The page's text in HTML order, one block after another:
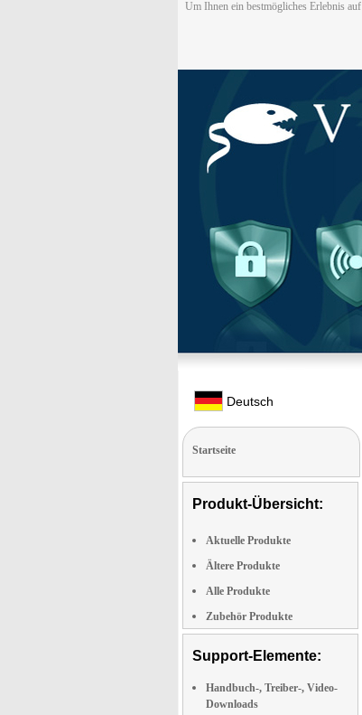
Um Ihnen ein bestmögliches Erlebnis
Deutsch
Startseite
Produkt-Übersicht:
Aktuelle Produkte
Ältere Produkte
Alle Produkte
Zubehör Produkte
Support-Elemente:
Handbuch-, Treiber-, Video-
Downloads